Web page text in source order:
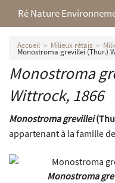
Ré Nature
L’association
Milieux rétais
Nos parutions
Accueil Milieux rétais
Monostroma grevillei (Thur.)
Monostroma
Wittrock, 1866
Monostroma grevillei
appartenant à la famille
Monostroma